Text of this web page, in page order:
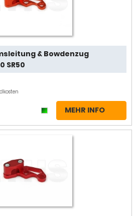
& Bowdenzug
SR50
MEHR INFO